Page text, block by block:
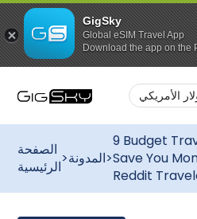
GigSky
Global eSIM Travel App
Download the app on the
الأمريكي
الصفحة
الرئيسية>المدونة>
9 Budget
Save You
Reddit